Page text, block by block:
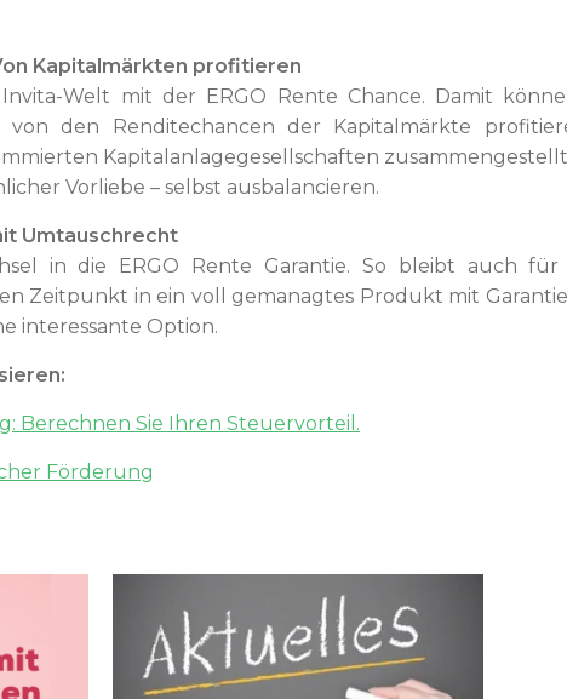
Kapitalmärkten profitieren
Welt mit der ERGO Rente Chance. Damit
von den Renditechancen der Kapitalmärkte
Kapitalanlagegesellschaften
Vorliebe – selbst ausbalancieren.
Umtauschrecht
in die ERGO Rente Garantie. So bleibt auch
Zeitpunkt in ein voll gemanagtes Produkt mit
interessante Option.
Berechnen Sie Ihren Steuervorteil.
Förderung